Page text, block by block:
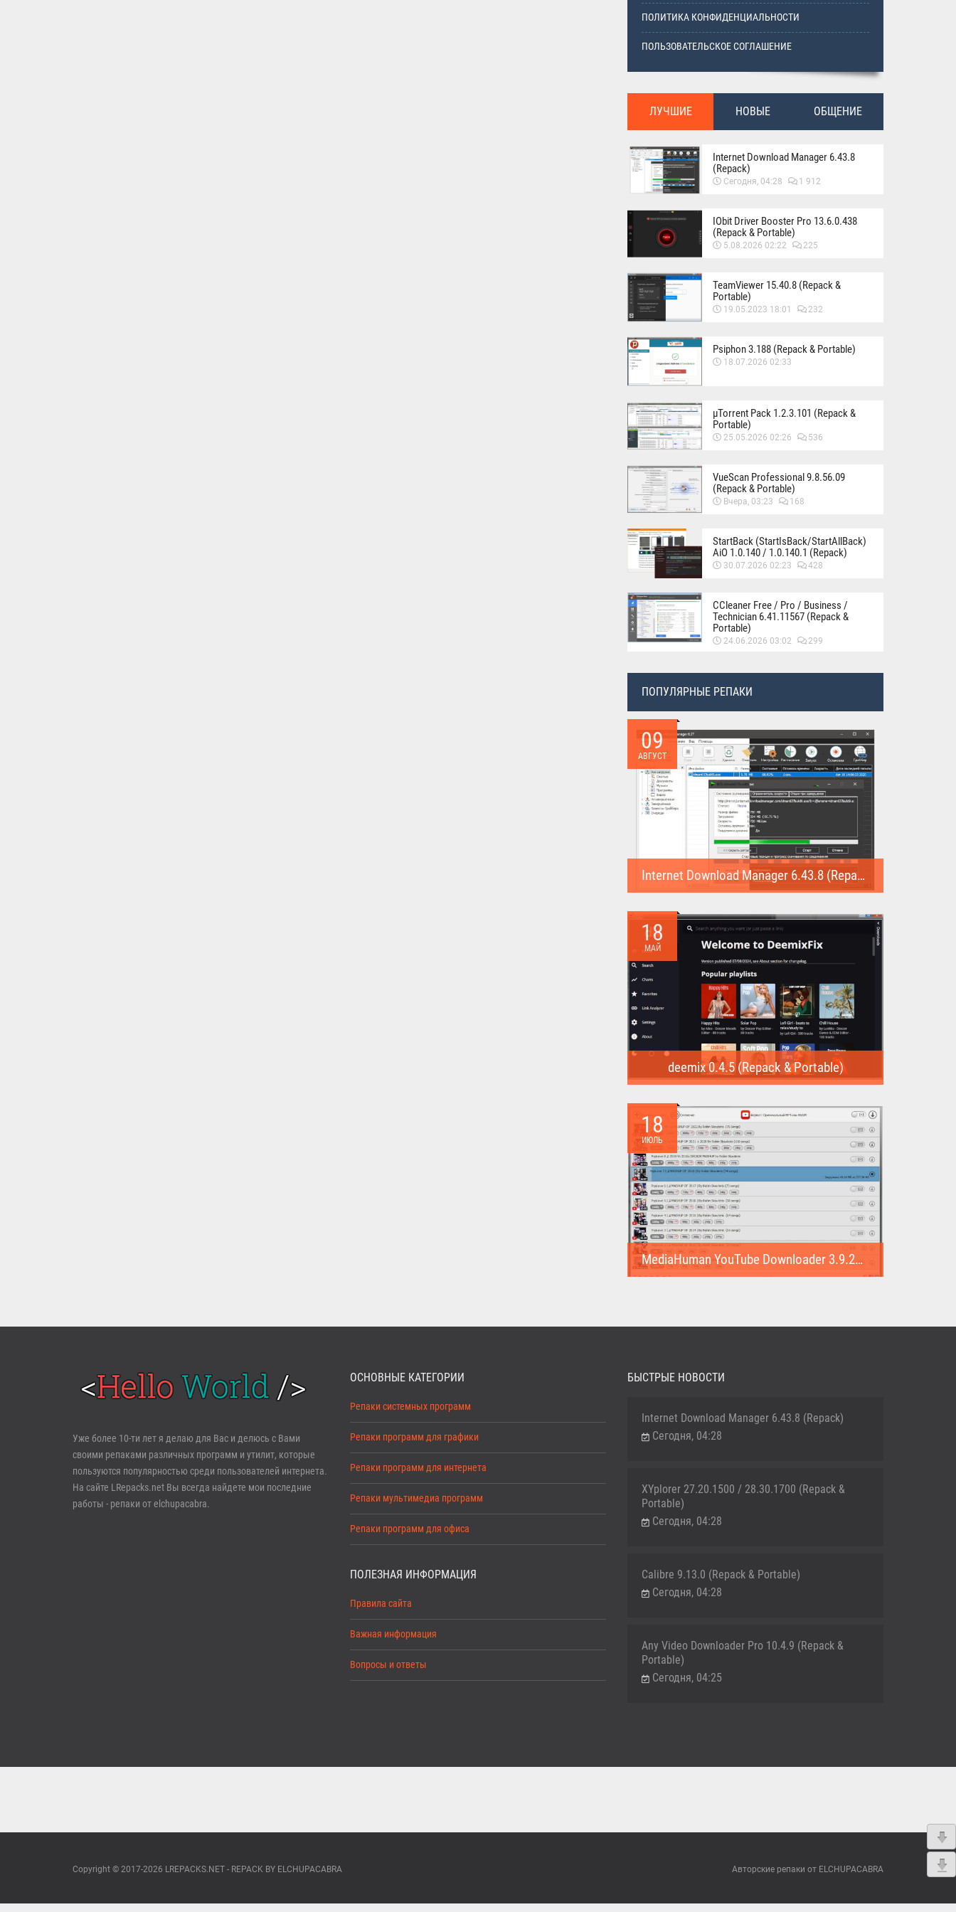
ПОЛИТИКА КОНФИДЕНЦИАЛЬНОСТИ
ПОЛЬЗОВАТЕЛЬСКОЕ СОГЛАШЕНИЕ
ЛУЧШИЕ НОВЫЕ ОБЩЕНИЕ
Internet Download Manager 6.43.8
(Repack)
Сегодня, 04:28 1 912
IObit Driver Booster Pro 13.6.0.438
(Repack & Portable)
5.08.2026 02:22 225
TeamViewer 15.40.8 (Repack &
Portable)
19.05.2023 18:01 232
Psiphon 3.188 (Repack & Portable)
18.07.2026 02:33
µTorrent Pack 1.2.3.101 (Repack &
Portable)
25.05.2026 02:26 536
VueScan Professional 9.8.56.09
(Repack & Portable)
Вчера, 03:23 168
StartBack (StartIsBack/StartAllBack)
AiO 1.0.140 / 1.0.140.1 (Repack)
30.07.2026 02:23 428
CCleaner Free / Pro / Business /
Technician 6.41.11567 (Repack &
Portable)
24.06.2026 03:02 299
ПОПУЛЯРНЫЕ РЕПАКИ
09
АВГУСТ
Internet Download Manager 6.43.8 (Repack)
предназначена для...
18
МАЙ
deemix 0.4.5 (Repack & Portable)
скачивать треки...
18
ИЮЛЬ
MediaHuman YouTube Downloader 3.9.22 (1007) (Repack & Portable)
Войти
Регистрация
Забыли пароль?
Уже более 10-ти лет я делаю для Вас и делюсь с Вами
своими репаками различных программ и утилит, которые
пользуются популярностью среди пользователей интернета.
На сайте LRepacks.net Вы всегда найдете мои последние
работы - репаки от elchupacabra.
ОСНОВНЫЕ КАТЕГОРИИ
Репаки системных программ
Репаки программ для графики
Репаки программ для интернета
Репаки мультимедиа программ
Репаки программ для офиса
ПОЛЕЗНАЯ ИНФОРМАЦИЯ
Правила сайта
Важная информация
Вопросы и ответы
БЫСТРЫЕ НОВОСТИ
Internet Download Manager 6.43.8 (Repack)
Сегодня, 04:28
XYplorer 27.20.1500 / 28.30.1700 (Repack &
Portable)
Сегодня, 04:28
Calibre 9.13.0 (Repack & Portable)
Сегодня, 04:28
Any Video Downloader Pro 10.4.9 (Repack &
Portable)
Сегодня, 04:25
Copyright © 2017-2026 LREPACKS.NET - REPACK BY ELCHUPACABRA Авторские репаки от ELCHUPACABRA